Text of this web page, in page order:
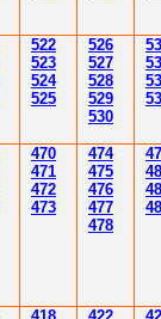
522
523
524
525
526
527
528
529
530
470
471
472
473
474
475
476
477
478